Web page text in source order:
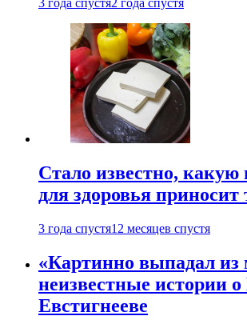
3 года спустя2 года спустя
Стало известно, какую
для здоровья приносит
3 года спустя12 месяцев спустя
«Картинно выпадал
неизвестные истории
Евстигнееве